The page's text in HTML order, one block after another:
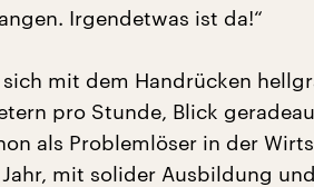
Irgendetwas ist da!“
mit dem Handrücken
pro Stunde, Blick
als Problemlöser in der
mit solider Ausbildung